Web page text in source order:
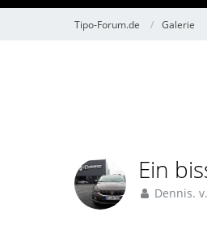
Tipo-Forum.de Galerie
Ein
Dennis.